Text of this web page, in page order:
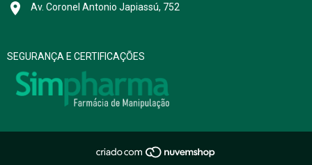
Av. Coronel Antonio Japiassú, 752
SEGURANÇA E CERTIFICAÇÕES